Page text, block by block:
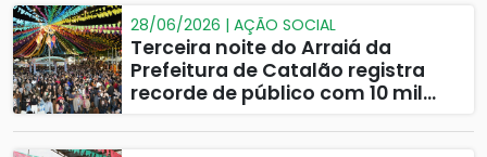
28/06/2026 | AÇÃO SOCIAL
Terceira noite do Arraiá da
Prefeitura de Catalão registra
recorde de público com 10 mil